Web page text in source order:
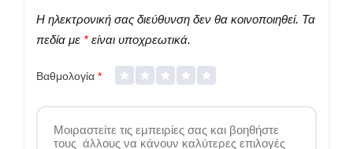
Η ηλεκτρονική σας διεύθυνση δεν θα κοινοποιηθεί. Τα
πεδία με * είναι υποχρεωτικά.
Βαθμολογία *